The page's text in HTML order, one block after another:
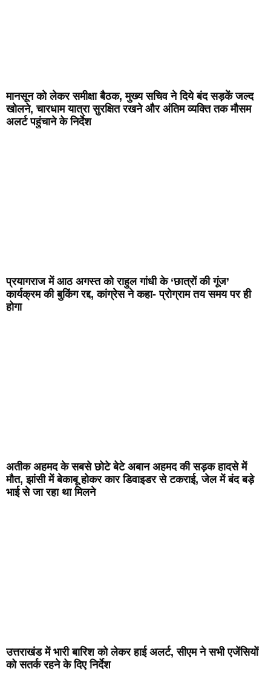
मानसून को लेकर समीक्षा बैठक, मुख्य सचिव ने दिये बंद सड़कें जल्द
खोलने, चारधाम यात्रा सुरक्षित रखने और अंतिम व्यक्ति तक मौसम
अलर्ट पहुंचाने के निर्देश
प्रयागराज में आठ अगस्त को राहुल गांधी के ‘छात्रों की गूंज’
कार्यक्रम की बुकिंग रद्द, कांग्रेस ने कहा- प्रोग्राम तय समय पर ही
होगा
अतीक अहमद के सबसे छोटे बेटे अबान अहमद की सड़क हादसे में
मौत, झांसी में बेकाबू होकर कार डिवाइडर से टकराई, जेल में बंद बड़े
भाई से जा रहा था मिलने
उत्तराखंड में भारी बारिश को लेकर हाई अलर्ट, सीएम ने सभी एजेंसियों
को सतर्क रहने के दिए निर्देश